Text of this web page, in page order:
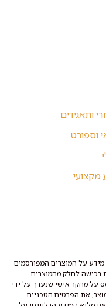
ותאגידים
וספורט
מקצועי
על המוצרים המפורסמים
רכישה לחלק מהמוצרים
על מחקר אישי שנערך על ידי
את הפרטים הטכניים